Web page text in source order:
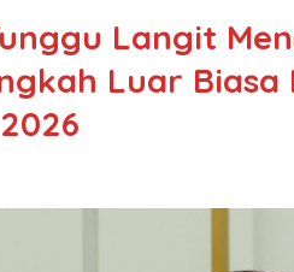
Langit
Luar